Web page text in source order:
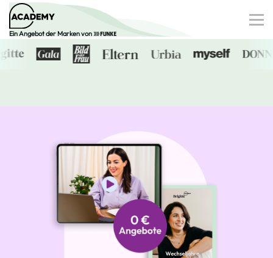
Ein Angebot der Marken von
Digitale Dossiers
0€-Angebote
Anmelden